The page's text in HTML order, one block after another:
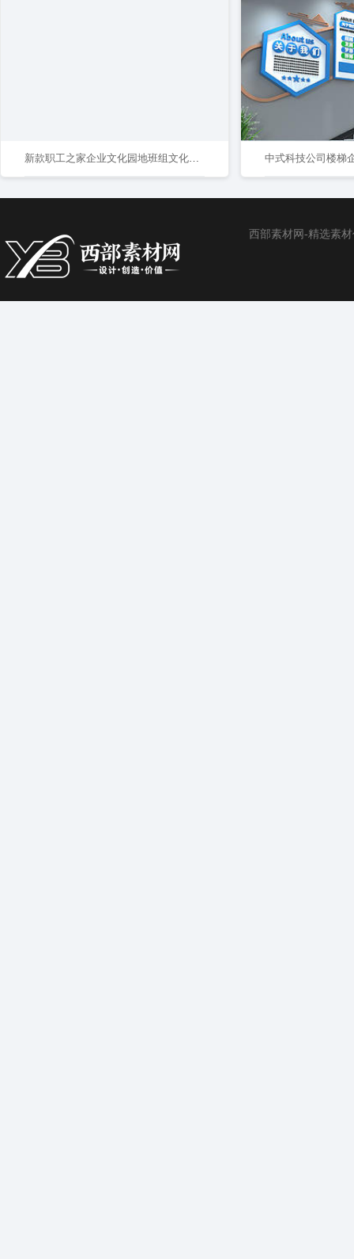
新款职工之家企业文化园地班组文化墙AI矢量 中式科技公司楼梯
西部素材网-精选素